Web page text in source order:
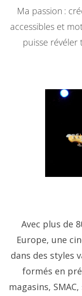
Ma passion :
accessibles et
puisse révéler
Avec plus de
Europe, une
dans des styles
formés en
magasins,